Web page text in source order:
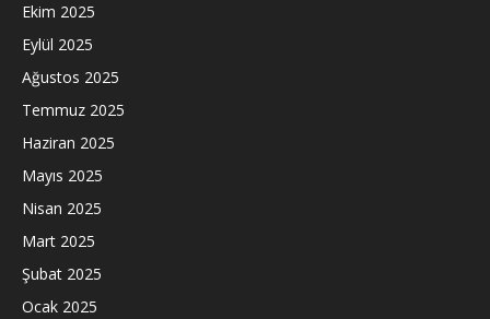
Ekim 2025
Eylül 2025
Ağustos 2025
Temmuz 2025
Haziran 2025
Mayıs 2025
Nisan 2025
Mart 2025
Şubat 2025
Ocak 2025